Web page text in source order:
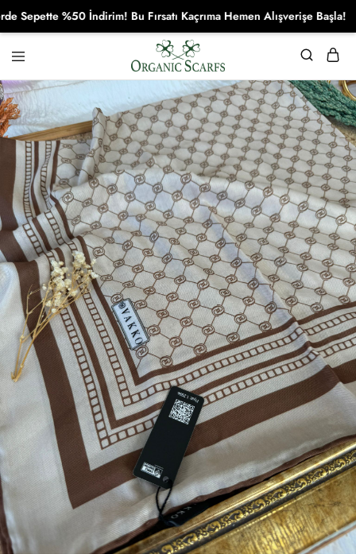
Organikscarf
%50 İndirim! Bu Fırsatı Kaçrıma Hemen Alışverişe Başla!